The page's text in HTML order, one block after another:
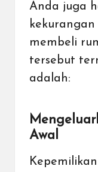
Anda juga
membeli
tersebut
adalah:
Awal